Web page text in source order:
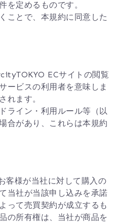
を定めるものです。
ことで、本規約に同意した
ECサイトの閲覧
ービスの利用者を意味しま
れます。
ライン・利用ルール等（以
合があり、これらは本規約
客様が当社に対して購入の
当社が当該申し込みを承諾
って売買契約が成立するも
の所有権は、当社が商品を